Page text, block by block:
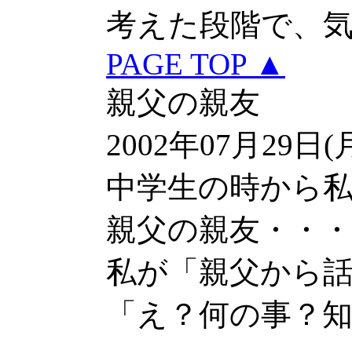
考えた段階で、
PAGE TOP ▲
親父の親友
2002年07月29日(
中学生の時から
親父の親友・・
私が「親父から
「え？何の事？